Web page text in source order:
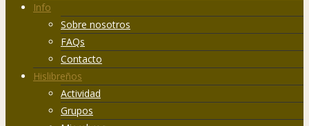
Info
Sobre nosotros
FAQs
Contacto
Hislibreños
Actividad
Grupos